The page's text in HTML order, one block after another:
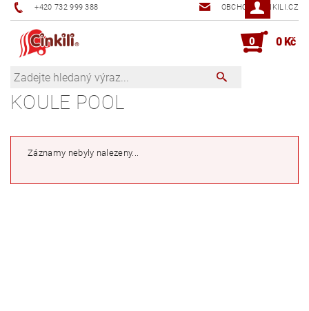
+420 732 999 388 OBCHOD@CINKILI.CZ
0 0 Kč
KOULE POOL
Záznamy nebyly nalezeny...